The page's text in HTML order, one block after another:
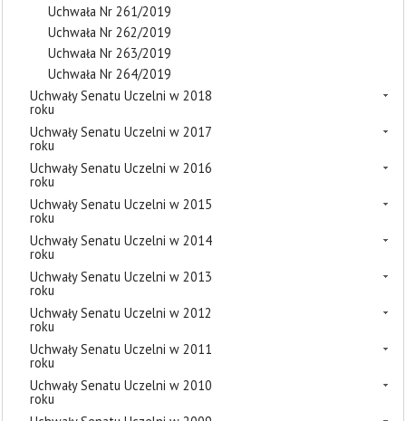
Uchwała Nr 261/2019
Uchwała Nr 262/2019
Uchwała Nr 263/2019
Uchwała Nr 264/2019
Uchwały Senatu Uczelni w 2018
roku
Uchwały Senatu Uczelni w 2017
roku
Uchwały Senatu Uczelni w 2016
roku
Uchwały Senatu Uczelni w 2015
roku
Uchwały Senatu Uczelni w 2014
roku
Uchwały Senatu Uczelni w 2013
roku
Uchwały Senatu Uczelni w 2012
roku
Uchwały Senatu Uczelni w 2011
roku
Uchwały Senatu Uczelni w 2010
roku